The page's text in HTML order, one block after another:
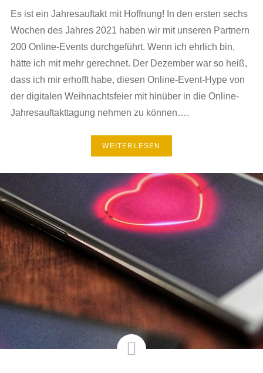
Es ist ein Jahresauftakt mit Hoffnung! In den ersten sechs
Wochen des Jahres 2021 haben wir mit unseren Partnern
200 Online-Events durchgeführt. Wenn ich ehrlich bin,
hätte ich mit mehr gerechnet. Der Dezember war so heiß,
dass ich mir erhofft habe, diesen Online-Event-Hype von
der digitalen Weihnachtsfeier mit hinüber in die Online-
Jahresauftakttagung nehmen zu können….
WEITERLESEN